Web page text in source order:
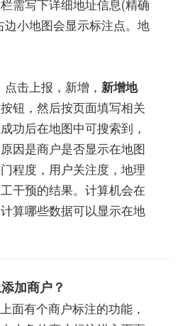
需写下详细地址信息(精确
小地图会显示标注点。地
击上报，新增， 新增地
钮，然后按页面填写相关
功后在地图中可搜索到，
因是商户是否显示在地图
程度，用户关注度，地理
干预的结果。计算机会在
算哪些数据可以显示在地
加商户？
面有个商户标注的功能，